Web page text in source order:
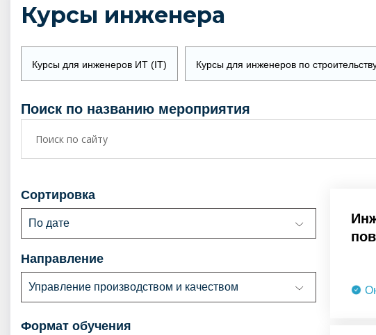
Курсы инженера
Курсы для инженеров ИТ (IT) Курсы для инженеров по
поиск по названию мероприятия
сортировка
По дате
направление
Управление производством и качеством
формат обучения